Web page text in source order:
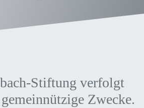
Stiftung verfolgt
Zwecke.